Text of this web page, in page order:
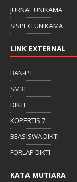
JURNAL UNIKAMA
SISPEG UNIKAMA
LINK EXTERNAL
BAN-PT
SM3T
DIKTI
KOPERTIS 7
BEASISWA DIKTI
FORLAP DIKTI
KATA MUTIARA